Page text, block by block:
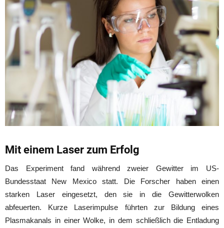
Mit einem Laser zum Erfolg
Das Experiment fand während zweier Gewitter im US-
Bundesstaat New Mexico statt. Die Forscher haben einen
starken Laser eingesetzt, den sie in die Gewitterwolken
abfeuerten. Kurze Laserimpulse führten zur Bildung eines
Plasmakanals in einer Wolke, in dem schließlich die Entladung